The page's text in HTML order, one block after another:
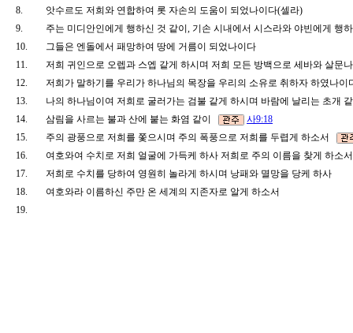
8.
앗수르도 저희와 연합하여 롯 자손의 도움이 되었나이다(셀라)
9.
주는 미디안인에게 행하신 것 같이, 기손 시내에서 시스라와 야빈에게
10.
그들은 엔돌에서 패망하여 땅에 거름이 되었나이다
11.
저희 귀인으로 오렙과 스엡 같게 하시며 저희 모든 방백으로 세바와 살문
12.
저희가 말하기를 우리가 하나님의 목장을 우리의 소유로 취하자 하였나
13.
나의 하나님이여 저희로 굴러가는 검불 같게 하시며 바람에 날리는 초개
14.
삼림을 사르는 불과 산에 붙는 화염 같이
사9:18
15.
주의 광풍으로 저희를 쫓으시며 주의 폭풍으로 저희를 두렵게 하소서
16.
여호와여 수치로 저희 얼굴에 가득케 하사 저희로 주의 이름을 찾게 하소
17.
저희로 수치를 당하여 영원히 놀라게 하시며 낭패와 멸망을 당케 하사
18.
여호와라 이름하신 주만 온 세계의 지존자로 알게 하소서
19.